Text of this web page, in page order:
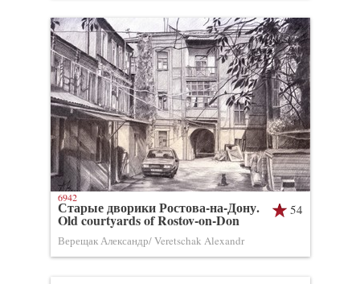
54
Старые дворики Ростова-на-Дону.
Old courtyards of Rostov-on-Don
Верещак Александр/ Veretschak Alexandr
6942